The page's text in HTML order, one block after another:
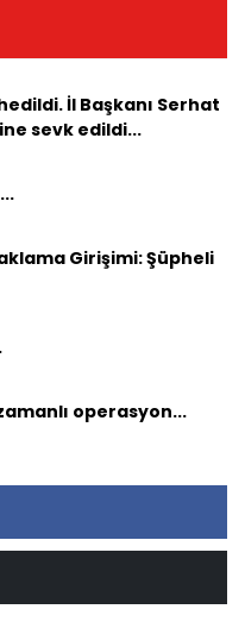
İl Başkanı Serhat
sevk edildi...
Girişimi: Şüpheli
operasyon...